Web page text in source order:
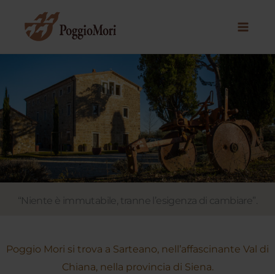
contenuto
“Niente è immutabile, tranne l’esigenza di cambiare”.
Poggio Mori si trova a Sarteano, nell’affascinante Val di
Chiana, nella provincia di Siena.